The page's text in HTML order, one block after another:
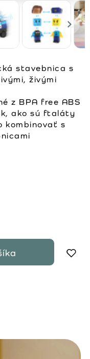
stavebnica s
živými
z BPA free ABS
ako sú ftaláty
kombinovať s